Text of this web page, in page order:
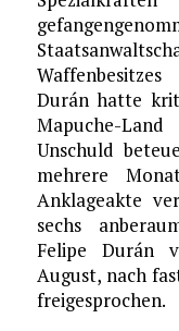
Durán hatte
Mapuche-
Unschuld
mehrere
Anklageakte
sechs
Felipe Durán
August, nach
freigesprochen.